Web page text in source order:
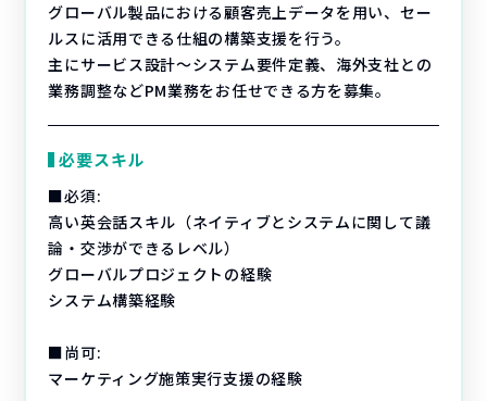
グローバル製品における顧客売上データを用い、セー
ルスに活用できる仕組の構築支援を行う。
主にサービス設計～システム要件定義、海外支社との
業務調整などPM業務をお任せできる方を募集。
必要スキル
■必須:
高い英会話スキル（ネイティブとシステムに関して議
論・交渉ができるレベル）
グローバルプロジェクトの経験
システム構築経験
■尚可:
マーケティング施策実行支援の経験